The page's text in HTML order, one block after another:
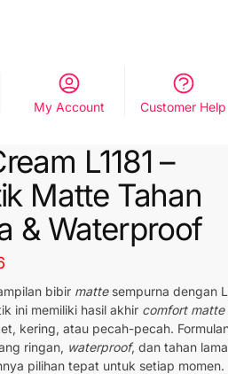
My Account Customer Help
L1181 –
Matte Tahan
& Waterproof
bibir mattesempurna dengan
ini memiliki hasil akhir comfort matte
kering, atau pecah-pecah.
ringan, waterproof, dan tahan lama
pilihan tepat untuk setiap momen.